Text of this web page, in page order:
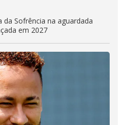
da Sofrência na aguardada
em 2027